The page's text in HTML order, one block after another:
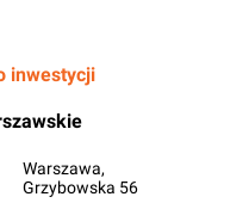
inwestycji
Warszawa,
Grzybowska 56